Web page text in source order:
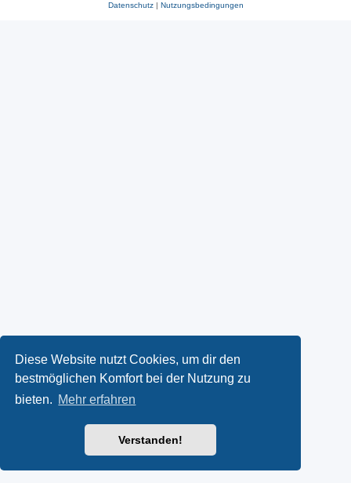
Diese Website nutzt Cookies, um dir den
bestmöglichen Komfort bei der Nutzung zu
bieten. Mehr erfahren
Verstanden!
Datenschutz| Nutzungsbedingungen